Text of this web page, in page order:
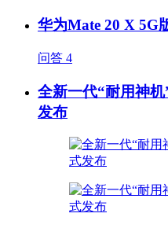
华为Mate 20 X 5G
问答 4
全新一代“耐用神
发布